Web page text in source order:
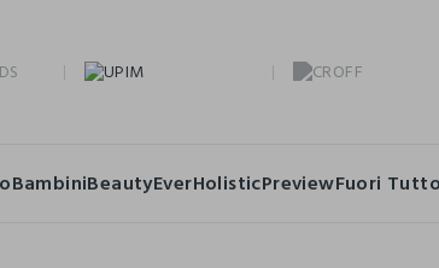
BambiniBeautyEverHolisticPreviewFuori Tutto